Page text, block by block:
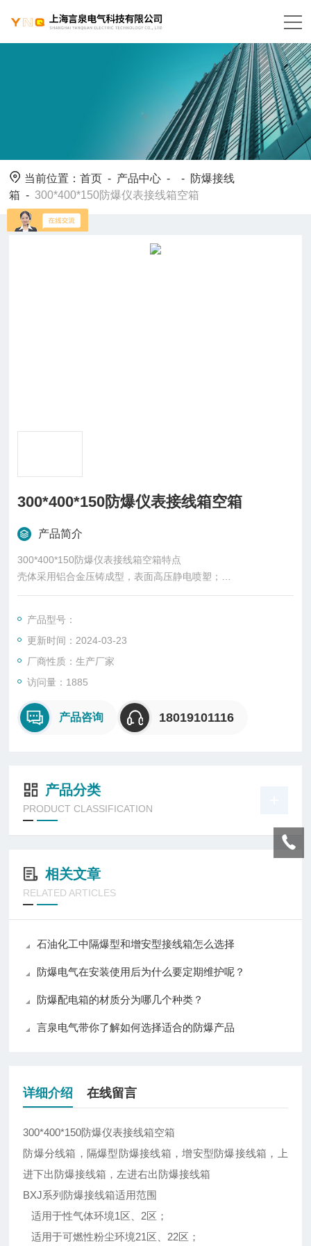
当前位置：首页 - 产品中心 - - 防爆接线
箱 -300*400*150防爆仪表接线箱空箱
300*400*150防爆仪表接线箱空箱
产品简介
300*400*150防爆仪表接线箱空箱特点
壳体采用铝合金压铸成型，表面高压静电喷塑；
壳体可更具用户要求采用不锈钢制作；
产品型号：
更新时间：2024-03-23
厂商性质：生产厂家
访问量：1885
产品咨询 18019101116
产品分类
PRODUCT CLASSIFICATION
相关文章
RELATED ARTICLES
石油化工中隔爆型和增安型接线箱怎么选择
防爆电气在安装使用后为什么要定期维护呢？
防爆配电箱的材质分为哪几个种类？
言泉电气带你了解如何选择适合的防爆产品
详细介绍 在线留言
300*400*150防爆仪表接线箱空箱
防爆分线箱，隔爆型防爆接线箱，增安型防爆接线箱，上
进下出防爆接线箱，左进右出防爆接线箱
BXJ系列防爆接线箱适用范围
适用于性气体环境1区、2区；
适用于可燃性粉尘环境21区、22区；